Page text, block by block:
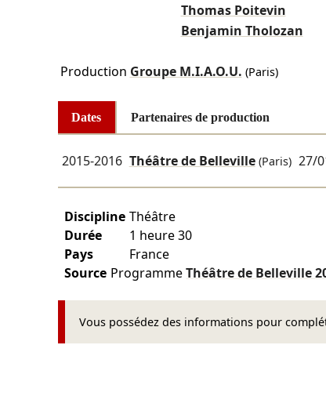
Thomas Poitevin
Benjamin Tholozan
Production Groupe M.I.A.O.U. (Paris)
Dates Partenaires de production
2015-2016 Théâtre de Belleville(Paris) 27/
Discipline Théâtre
Durée
1 heure 30
Pays
France
Source ProgrammeThéâtre de Belleville
Vous possédez des informations pour